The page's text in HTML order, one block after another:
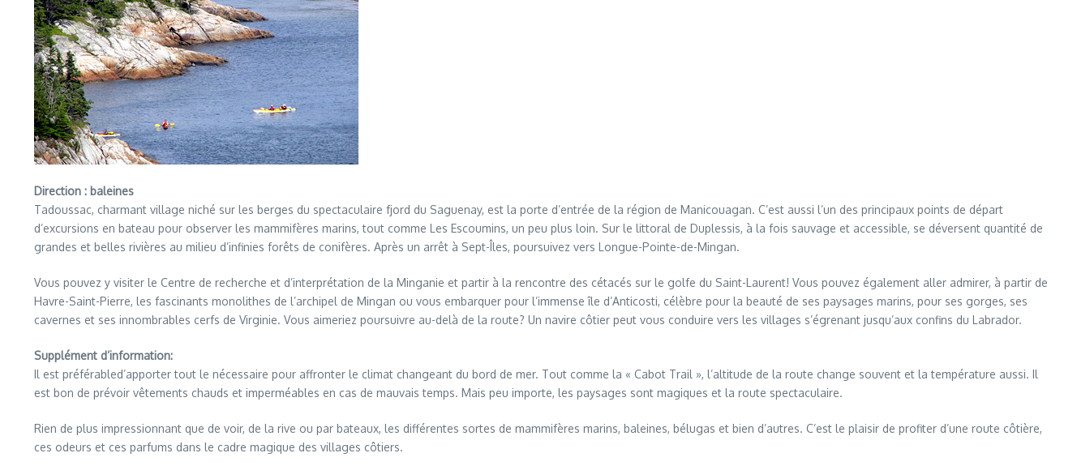
Direction : baleines
Tadoussac, charmant village niché sur les berges du spectaculaire fjord du Saguenay, est la porte d’entrée de la région de Manicouagan. C’est aussi l’un des principaux points de départ
d’excursions en bateau pour observer les mammifères marins, tout comme Les Escoumins, un peu plus loin. Sur le littoral de Duplessis, à la fois sauvage et accessible, se déversent quantité de
grandes et belles rivières au milieu d’infinies forêts de conifères. Après un arrêt à Sept-Îles, poursuivez vers Longue-Pointe-de-Mingan.
Vous pouvez y visiter le Centre de recherche et d’interprétation de la Minganie et partir à la rencontre des cétacés sur le golfe du Saint-Laurent! Vous pouvez également aller admirer, à partir de
Havre-Saint-Pierre, les fascinants monolithes de l’archipel de Mingan ou vous embarquer pour l’immense île d’Anticosti, célèbre pour la beauté de ses paysages marins, pour ses gorges, ses
cavernes et ses innombrables cerfs de Virginie. Vous aimeriez poursuivre au-delà de la route? Un navire côtier peut vous conduire vers les villages s’égrenant jusqu’aux confins du Labrador.
Supplément d’information:
Il est préférabled’apporter tout le nécessaire pour affronter le climat changeant du bord de mer. Tout comme la « Cabot Trail », l’altitude de la route change souvent et la température aussi. Il
est bon de prévoir vêtements chauds et imperméables en cas de mauvais temps. Mais peu importe, les paysages sont magiques et la route spectaculaire.
Rien de plus impressionnant que de voir, de la rive ou par bateaux, les différentes sortes de mammifères marins, baleines, bélugas et bien d’autres. C’est le plaisir de profiter d’une route côtière,
ces odeurs et ces parfums dans le cadre magique des villages côtiers.